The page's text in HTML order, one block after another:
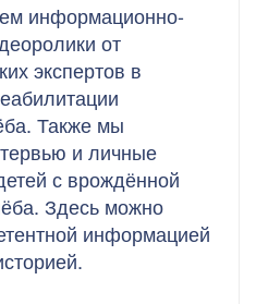
информационно-
от
экспертов в
Также мы
и личные
с врождённой
Здесь можно
информацией